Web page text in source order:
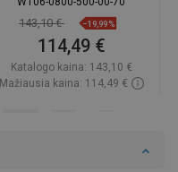
143,10 € −19,99%
114,49 €
Katalogo kaina: 143,10 €
Mažiausia kaina: 114,49 €